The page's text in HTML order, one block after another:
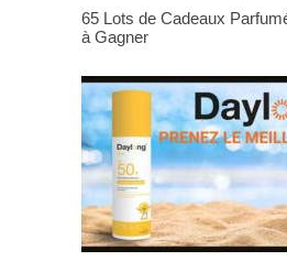
65 Lots de Cadeaux
à Gagner